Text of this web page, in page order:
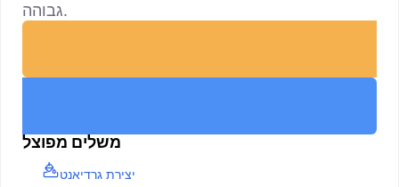
גבוהה.
משלים מפוצל
יצירת גרדיאנט